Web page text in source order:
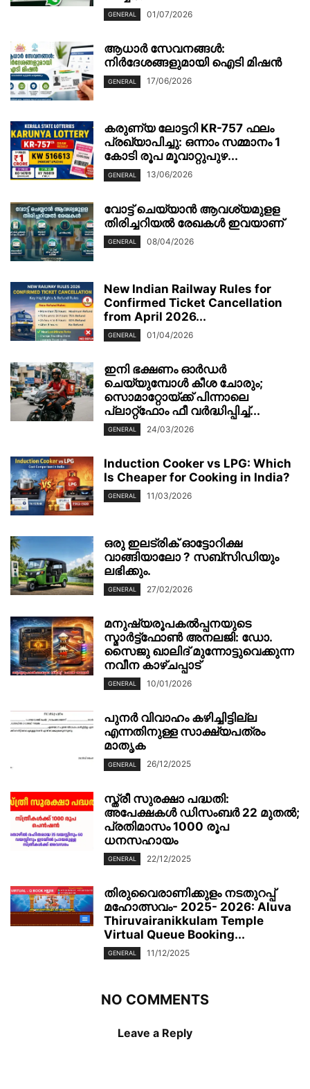
GENERAL 01/07/2026
ആധാർ സേവനങ്ങൾ:
നിർദേശങ്ങളുമായി ഐടി മിഷൻ
GENERAL 17/06/2026
കരുണ്യ ലോട്ടറി KR-757 ഫലം
പ്രഖ്യാപിച്ചു: ഒന്നാം സമ്മാനം 1
കോടി രൂപ മൂവാറ്റുപുഴ...
GENERAL 13/06/2026
വോട്ട് ചെയ്യാന്‍ ആവശ്യമുളള
തിരിച്ചറിയല്‍ രേഖകള്‍ ഇവയാണ്
GENERAL 08/04/2026
New Indian Railway Rules for
Confirmed Ticket Cancellation
from April 2026...
GENERAL 01/04/2026
ഇനി ഭക്ഷണം ഓർഡർ
ചെയ്യുമ്പോൾ കീശ ചോരും;
സൊമാറ്റോയ്ക്ക് പിന്നാലെ
പ്ലാറ്റ്‌ഫോം ഫീ വർദ്ധിപ്പിച്ച്...
GENERAL 24/03/2026
Induction Cooker vs LPG: Which
Is Cheaper for Cooking in India?
GENERAL 11/03/2026
ഒരു ഇലട്രിക് ഓട്ടോറിക്ഷ
വാങ്ങിയാലോ ? സബ്സിഡിയും
ലഭിക്കും.
GENERAL 27/02/2026
മനുഷ്യരൂപകൽപ്പനയുടെ
സ്മാർട്ട്‌ഫോൺ അനലജി: ഡോ.
സൈജു ഖാലിദ് മുന്നോട്ടുവെക്കുന്ന
നവീന കാഴ്ചപ്പാട്
GENERAL 10/01/2026
പുനർ വിവാഹം കഴിച്ചിട്ടില്ല
എന്നതിനുള്ള സാക്ഷ്യപത്രം
മാതൃക
GENERAL 26/12/2025
സ്ത്രീ സുരക്ഷാ പദ്ധതി:
അപേക്ഷകൾ ഡിസംബർ 22 മുതൽ;
പ്രതിമാസം 1000 രൂപ
ധനസഹായം
GENERAL 22/12/2025
തിരുവൈരാണിക്കുളം നടതുറപ്പ്
മഹോത്സവം- 2025- 2026: Aluva
Thiruvairanikkulam Temple
Virtual Queue Booking...
GENERAL 11/12/2025
NO COMMENTS
Leave a Reply